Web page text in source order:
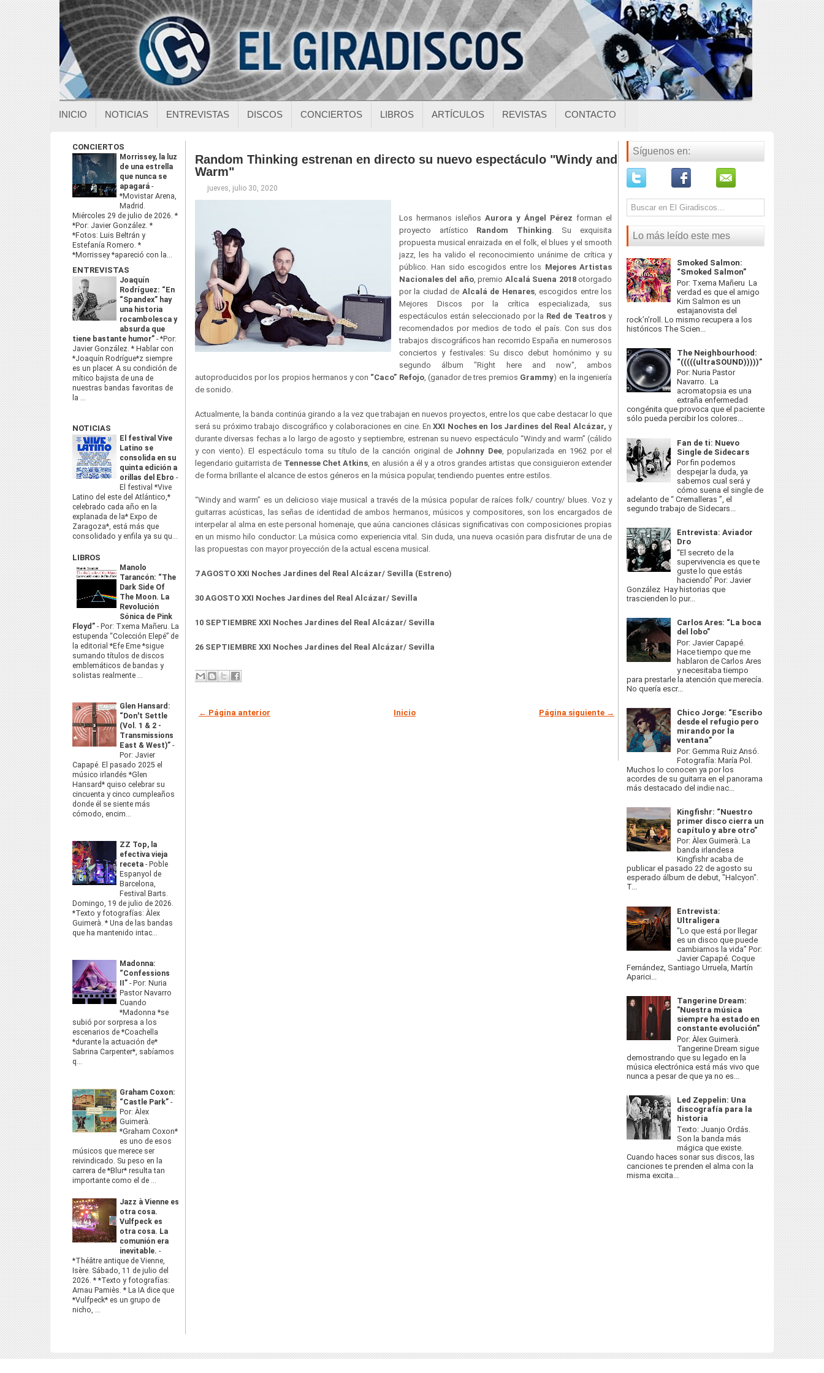
INICIO NOTICIAS ENTREVISTAS DISCOS CONCIERTOS LIBROS ARTÍCULOS REVISTAS CONTACTO
CONCIERTOS
Morrissey, la luz
de una estrella
que nunca se
apagará -
*Movistar Arena,
Madrid.
Miércoles 29 de julio de 2026. *
*Por: Javier González. *
*Fotos: Luis Beltrán y
Estefanía Romero. *
*Morrissey *apareció con la...
ENTREVISTAS
Joaquín
Rodríguez: “En
“Spandex” hay
una historia
rocambolesca y
absurda que
tiene bastante humor” -*Por:
Javier González. * Hablar con
*Joaquín Rodrígue*z siempre
es un placer. A su condición de
mítico bajista de una de
nuestras bandas favoritas de
la ...
NOTICIAS
El festival Vive
Latino se
consolida en su
quinta edición a
orillas del Ebro -
El festival *Vive
Latino del este del Atlántico,*
celebrado cada año en la
explanada de la* Expo de
Zaragoza*, está más que
consolidado y enfila ya su qu...
LIBROS
Manolo
Tarancón: “The
Dark Side Of
The Moon. La
Revolución
Sónica de Pink
Floyd” - Por: Txema Mañeru. La
estupenda “Colección Elepé” de
la editorial *Efe Eme *sigue
sumando títulos de discos
emblemáticos de bandas y
solistas realmente ...
Glen Hansard:
“Don't Settle
(Vol. 1 & 2 -
Transmissions
East & West)” -
Por: Javier
Capapé. El pasado 2025 el
músico irlandés *Glen
Hansard* quiso celebrar su
cincuenta y cinco cumpleaños
donde él se siente más
cómodo, encim...
ZZ Top, la
efectiva vieja
receta - Poble
Espanyol de
Barcelona,
Festival Barts.
Domingo, 19 de julio de 2026.
*Texto y fotografías: Àlex
Guimerà. * Una de las bandas
que ha mantenido intac...
Madonna:
“Confessions
II” - Por: Nuria
Pastor Navarro
Cuando
*Madonna *se
subió por sorpresa a los
escenarios de *Coachella
*durante la actuación de*
Sabrina Carpenter*, sabíamos
q...
Graham Coxon:
“Castle Park” -
Por: Àlex
Guimerà.
*Graham Coxon*
es uno de esos
músicos que merece ser
reivindicado. Su peso en la
carrera de *Blur* resulta tan
importante como el de ...
Jazz à Vienne es
otra cosa.
Vulfpeck es
otra cosa. La
comunión era
inevitable. -
*Théâtre antique de Vienne,
Isère. Sábado, 11 de julio del
2026. * *Texto y fotografías:
Arnau Pamiès. * La IA dice que
*Vulfpeck* es un grupo de
nicho, ...
Random Thinking estrenan en directo su nuevo espectáculo "Windy and
Warm"
jueves, julio 30, 2020
Los hermanos isleños Aurora y Ángel Pérez forman el
proyecto artístico Random Thinking. Su exquisita
propuesta musical enraizada en el folk, el blues y el smooth
jazz, les ha valido el reconocimiento unánime de crítica y
público. Han sido escogidos entre los Mejores Artistas
Nacionales del año, premio Alcalá Suena 2018otorgado
por la ciudad de Alcalá de Henares, escogidos entre los
Mejores Discos por la crítica especializada, sus
espectáculos están seleccionado por la Red de Teatros y
recomendados por medios de todo el país. Con sus dos
trabajos discográficos han recorrido España en numerosos
conciertos y festivales: Su disco debut homónimo y su
segundo álbum "Right here and now", ambos
autoproducidos por los propios hermanos y con “Caco” Refojo, (ganador de tres premios Grammy) en la ingeniería
de sonido.
Actualmente, la banda continúa girando a la vez que trabajan en nuevos proyectos, entre los que cabe destacar lo que
será su próximo trabajo discográfico y colaboraciones en cine. EnXXI Noches en los Jardines del Real Alcázar,y
durante diversas fechas a lo largo de agosto y septiembre, estrenan su nuevo espectáculo “Windy and warm” (cálido
y con viento). El espectáculo toma su título de la canción original de Johnny Dee, popularizada en 1962 por el
legendario guitarrista de Tennesse Chet Atkins, en alusión a él y a otros grandes artistas que consiguieron extender
de forma brillante el alcance de estos géneros en la música popular, tendiendo puentes entre estilos.
“Windy and warm” es un delicioso viaje musical a través de la música popular de raíces folk/ country/ blues. Voz y
guitarras acústicas, las señas de identidad de ambos hermanos, músicos y compositores, son los encargados de
interpelar al alma en este personal homenaje, que aúna canciones clásicas significativas con composiciones propias
en un mismo hilo conductor: La música como experiencia vital. Sin duda, una nueva ocasión para disfrutar de una de
las propuestas con mayor proyección de la actual escena musical.
7 AGOSTO XXI Noches Jardines del Real Alcázar/ Sevilla (Estreno)
30 AGOSTO XXI Noches Jardines del Real Alcázar/ Sevilla
10 SEPTIEMBRE XXI Noches Jardines del Real Alcázar/ Sevilla
26 SEPTIEMBRE XXI Noches Jardines del Real Alcázar/ Sevilla
← Página anterior Página siguiente →
Inicio
Síguenos en:
Lo más leído este mes
Smoked Salmon:
“Smoked Salmon”
Por: Txema Mañeru La
verdad es que el amigo
Kim Salmon es un
estajanovista del
rock’n’roll. Lo mismo recupera a los
históricos The Scien...
The Neighbourhood:
“(((((ultraSOUND)))))”
Por: Nuria Pastor
Navarro. La
acromatopsia es una
extraña enfermedad
congénita que provoca que el paciente
sólo pueda percibir los colores...
Fan de ti: Nuevo
Single de Sidecars
Por fin podemos
despejar la duda, ya
sabemos cual será y
cómo suena el single de
adelanto de “ Cremalleras ”, el
segundo trabajo de Sidecars...
Entrevista: Aviador
Dro
“El secreto de la
supervivencia es que te
guste lo que estás
haciendo” Por: Javier
González Hay historias que
trascienden lo pur...
Carlos Ares: “La boca
del lobo”
Por: Javier Capapé.
Hace tiempo que me
hablaron de Carlos Ares
y necesitaba tiempo
para prestarle la atención que merecía.
No quería escr...
Chico Jorge: “Escribo
desde el refugio pero
mirando por la
ventana”
Por: Gemma Ruiz Ansó.
Fotografía: María Pol.
Muchos lo conocen ya por los
acordes de su guitarra en el panorama
más destacado del indie nac...
Kingfishr: “Nuestro
primer disco cierra un
capítulo y abre otro”
Por: Àlex Guimerà. La
banda irlandesa
Kingfishr acaba de
publicar el pasado 22 de agosto su
esperado álbum de debut, "Halcyon".
T...
Entrevista:
Ultraligera
"Lo que está por llegar
es un disco que puede
cambiarnos la vida” Por:
Javier Capapé. Coque
Fernández, Santiago Urruela, Martín
Aparici...
Tangerine Dream:
"Nuestra música
siempre ha estado en
constante evolución"
Por: Àlex Guimerà.
Tangerine Dream sigue
demostrando que su legado en la
música electrónica está más vivo que
nunca a pesar de que ya no es...
Led Zeppelin: Una
discografía para la
historia
Texto: Juanjo Ordás.
Son la banda más
mágica que existe.
Cuando haces sonar sus discos, las
canciones te prenden el alma con la
misma excita...